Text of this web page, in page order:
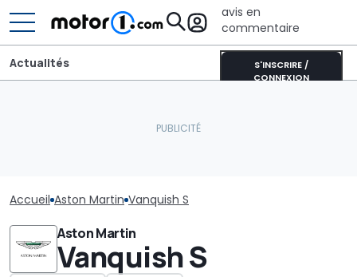
avis en
commentaire
S'INSCRIRE /
CONNEXION
Actualités
Accueil Aston Martin Vanquish S
Aston Martin
Vanquish S